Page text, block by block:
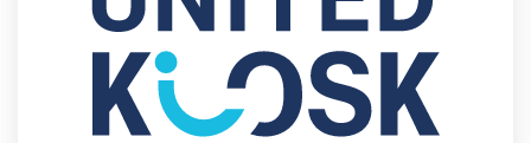
Süßigkeiten Abo Zeitschriften Abo